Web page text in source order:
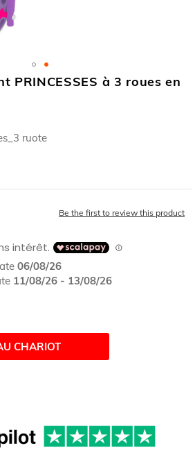
PRINCESSES à 3 roues en
ruote
Be the first to review this product
06/08/26
11/08/26 - 13/08/26
CHARIOT